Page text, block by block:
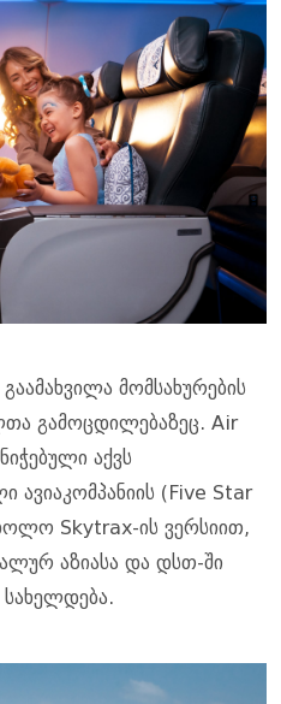
მომსახურების
გამოცდილებაზეც. Air
აქვს
ავიაკომპანიის (Five Star
Skytrax-ის ვერსიით,
აზიასა და დსთ-ში
სახელდება.